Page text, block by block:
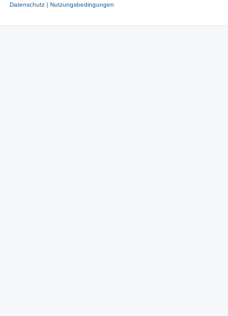
Datenschutz| Nutzungsbedingungen